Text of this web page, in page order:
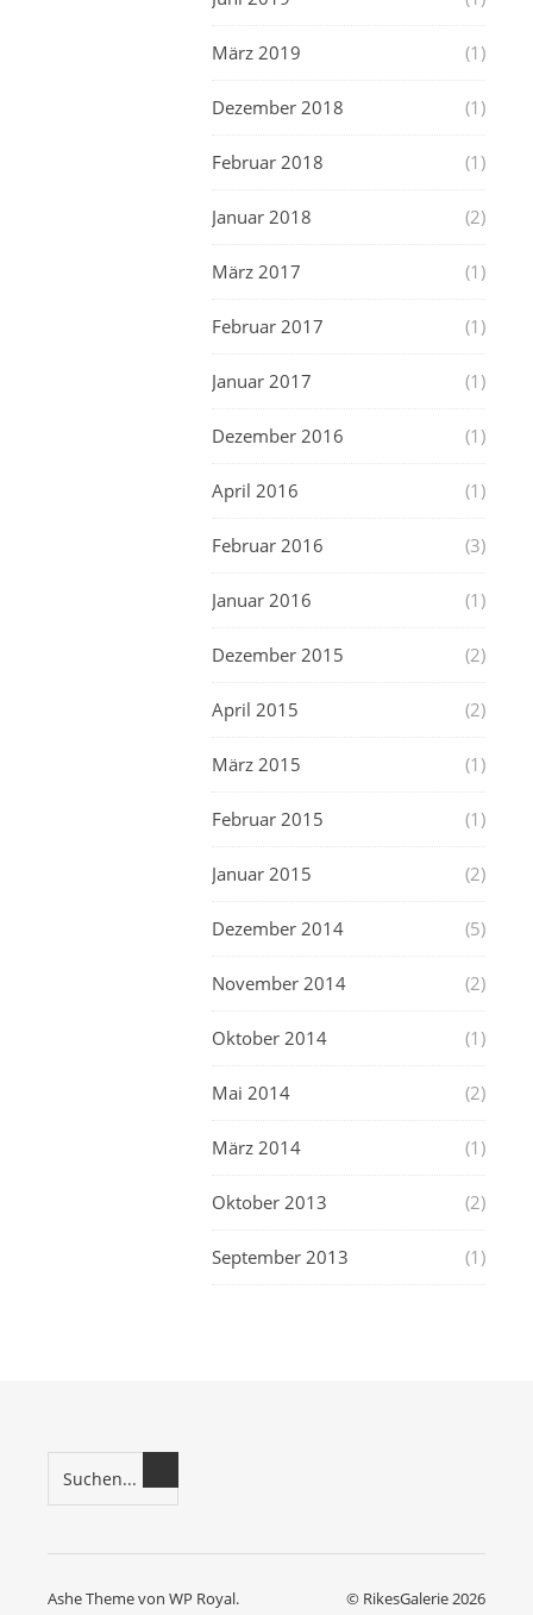
März 2019 (1)
Dezember 2018 (1)
Februar 2018 (1)
Januar 2018 (2)
März 2017 (1)
Februar 2017 (1)
Januar 2017 (1)
Dezember 2016 (1)
April 2016 (1)
Februar 2016 (3)
Januar 2016 (1)
Dezember 2015 (2)
April 2015 (2)
März 2015 (1)
Februar 2015 (1)
Januar 2015 (2)
Dezember 2014 (5)
November 2014 (2)
Oktober 2014 (1)
Mai 2014 (2)
März 2014 (1)
Oktober 2013 (2)
September 2013 (1)
© RikesGalerie 2026
Ashe Theme von WP Royal.